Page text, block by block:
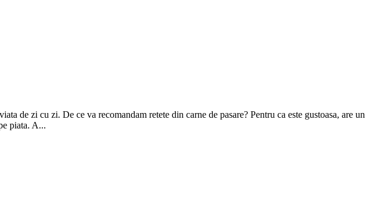
de zi cu zi. De ce va recomandam retete din carne de pasare? Pentru ca este gustoasa, are un
piata. A...